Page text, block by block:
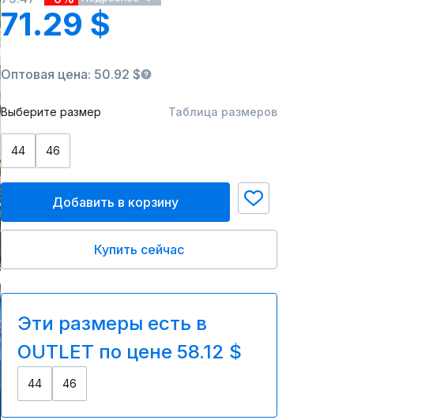
71.29 $
Оптовая цена: 50.92 $
Выберите размер Таблица размеров
44 46
Добавить в корзину
Купить сейчас
Эти размеры есть в
OUTLET по цене 58.12 $
44 46